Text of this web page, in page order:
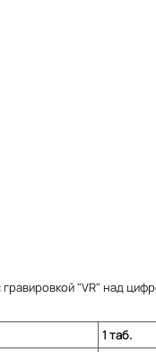
"VR" над
1 таб.